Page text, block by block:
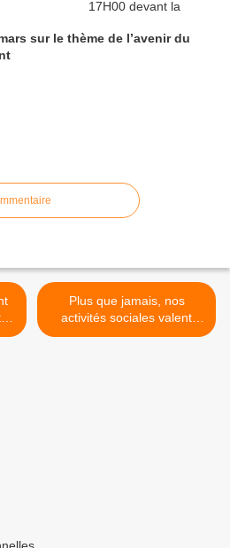
sur le thème de l’avenir du
Plus que jamais, nos
activités sociales valent
mieux qu'un chèque